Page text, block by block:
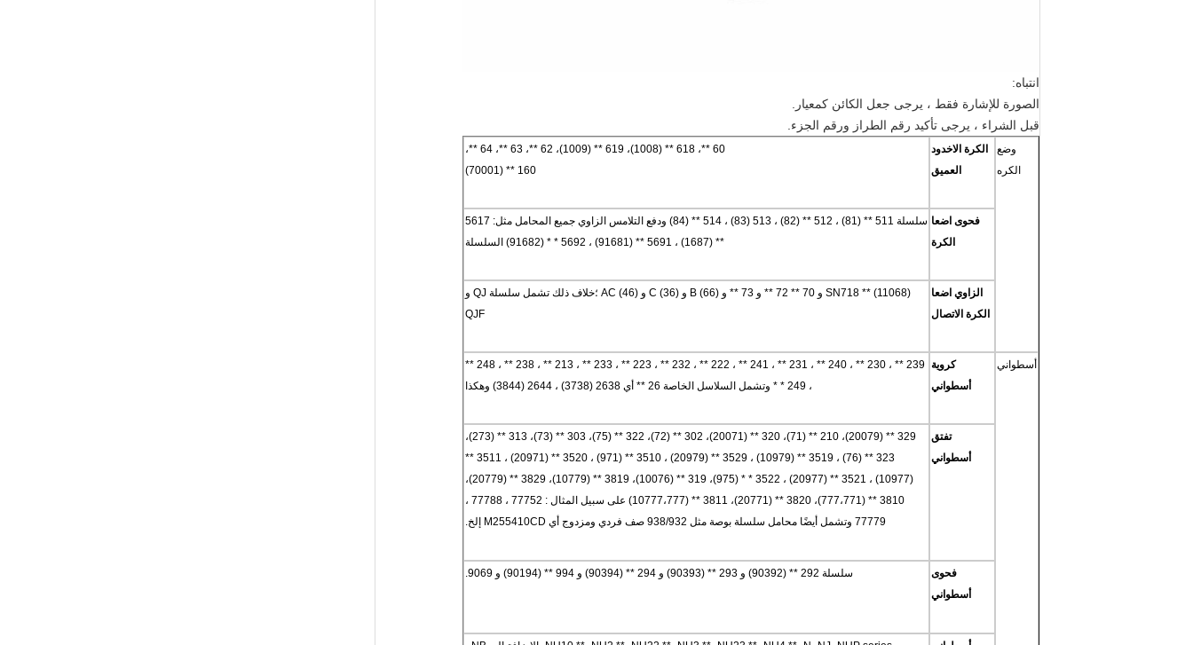
انتباه:
الصورة للإشارة فقط ، يرجى جعل الكائن كمعيار.
قبل الشراء ، يرجى تأكيد رقم الطراز ورقم الجزء.
وضع
الكره
الكرة الاخدود
العميق
60 **، 618 ** (1008)، 619 ** (1009)، 62 **، 63 **، 64 **،
160 ** (70001)
فحوى اضعا
الكرة
سلسلة 511 ** (81) ، 512 ** (82) ، 513 (83) ، 514 ** (84) ودفع التلامس الزاوي جميع المحامل مثل: 5617
** (1687) ، 5691 ** (91681) ، 5692 * * (91682) السلسلة
الزاوي اضعا
الكرة الاتصال
SN718 ** (11068) و 70 ** 72 ** و 73 ** و B (66) و C (36) و AC (46) ؛خلاف ذلك تشمل سلسلة QJ و
QJF
أسطواني
كروية
أسطواني
239 ** ، 230 ** ، 240 ** ، 231 ** ، 241 ** ، 222 ** ، 232 ** ، 223 ** ، 233 ** ، 213 ** ، 238 ** ، 248 **
، 249 * * وتشمل السلاسل الخاصة 26 ** أي 2638 (3738) ، 2644 (3844) وهكذا
تفتق
أسطواني
329 ** (20079)، 210 ** (71)، 320 ** (20071)، 302 ** (72)، 322 ** (75)، 303 ** (73)، 313 ** (273)،
323 ** (76) ، 3519 ** (10979) ، 3529 ** (20979) ، 3510 ** (971) ، 3520 ** (20971) ، 3511 **
(10977) ، 3521 ** (20977) ، 3522 * * (975)، 319 ** (10076)، 3819 ** (10779)، 3829 ** (20779)،
3810 ** (777،771)، 3820 ** (20771)، 3811 ** (10777،777) على سبيل المثال : 77752 ، 77788 ،
77779 وتشمل أيضًا محامل سلسلة بوصة مثل 938/932 صف فردي ومزدوج أي M255410CD إلخ.
فحوى
أسطواني
سلسلة 292 ** (90392) و 293 ** (90393) و 294 ** (90394) و 994 ** (90194) و 9069.